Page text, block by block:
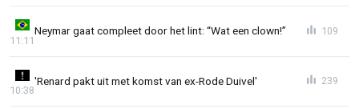
Neymar gaat compleet door het lint: “Wat een clown!”
11:11
109
'Renard pakt uit met komst van ex-Rode Duivel'
10:38
239